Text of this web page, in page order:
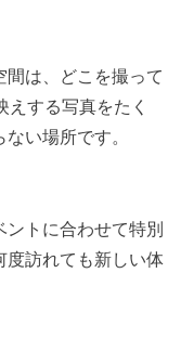
は、どこを撮って
する写真をたく
い場所です。
トに合わせて特別
度訪れても新しい体